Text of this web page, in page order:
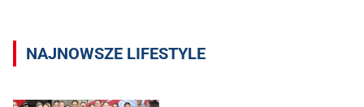
NAJNOWSZE LIFESTYLE